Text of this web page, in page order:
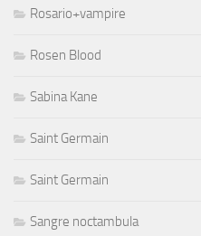
Rosario+vampire
Rosen Blood
Sabina Kane
Saint Germain
Saint Germain
Sangre noctambula